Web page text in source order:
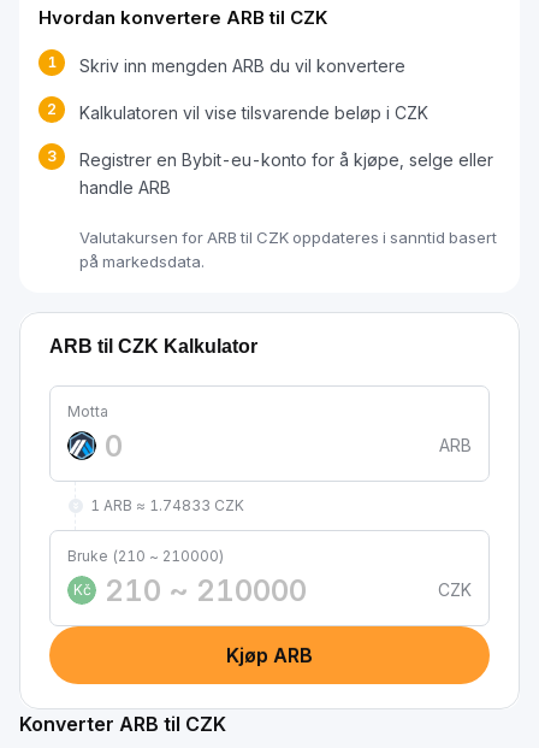
Hvordan konvertere ARB til CZK
1 Skriv inn mengden ARB du vil konvertere
2 Kalkulatoren vil vise tilsvarende beløp i CZK
3
Registrer en Bybit-eu-konto for å kjøpe, selge eller
handle ARB
Valutakursen for ARB til CZK oppdateres i sanntid basert
på markedsdata.
ARB til CZK Kalkulator
Motta
ARB
1 ARB ≈ 1.74833 CZK
Bruke (210 ~ 210000)
Kč
CZK
Kjøp ARB
Konverter ARB til CZK